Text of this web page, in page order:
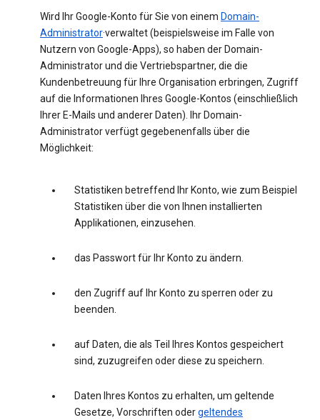
Wird Ihr Google-Konto für Sie von einem Domain-
Administrator·verwaltet (beispielsweise im Falle von
Nutzern von Google-Apps), so haben der Domain-
Administrator und die Vertriebspartner, die die
Kundenbetreuung für Ihre Organisation erbringen, Zugriff
auf die Informationen Ihres Google-Kontos (einschließlich
Ihrer E-Mails und anderer Daten). Ihr Domain-
Administrator verfügt gegebenenfalls über die
Möglichkeit:
Statistiken betreffend Ihr Konto, wie zum Beispiel
Statistiken über die von Ihnen installierten
Applikationen, einzusehen.
das Passwort für Ihr Konto zu ändern.
den Zugriff auf Ihr Konto zu sperren oder zu
beenden.
auf Daten, die als Teil Ihres Kontos gespeichert
sind, zuzugreifen oder diese zu speichern.
Daten Ihres Kontos zu erhalten, um geltende
Gesetze, Vorschriften odergeltendes